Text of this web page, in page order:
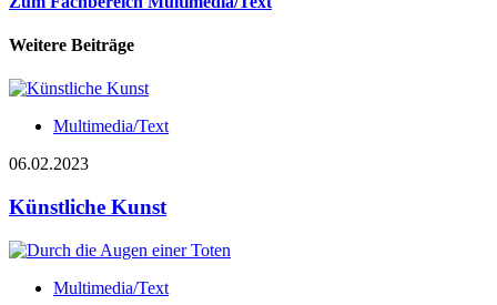
Weitere Beiträge
Multimedia/Text
06.02.2023
Künstliche Kunst
Multimedia/Text